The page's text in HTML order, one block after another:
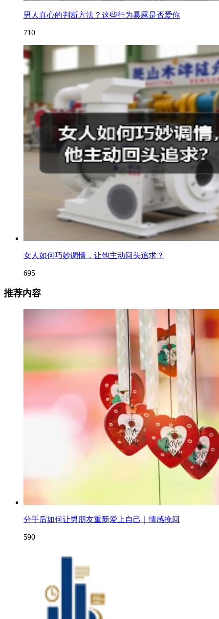
男人真心的判断方法？这些行为暴露是否爱你
710
女人如何巧妙调情，让他主动回头追求？
695
推荐内容
分手后如何让男朋友重新爱上自己｜情感挽回
590